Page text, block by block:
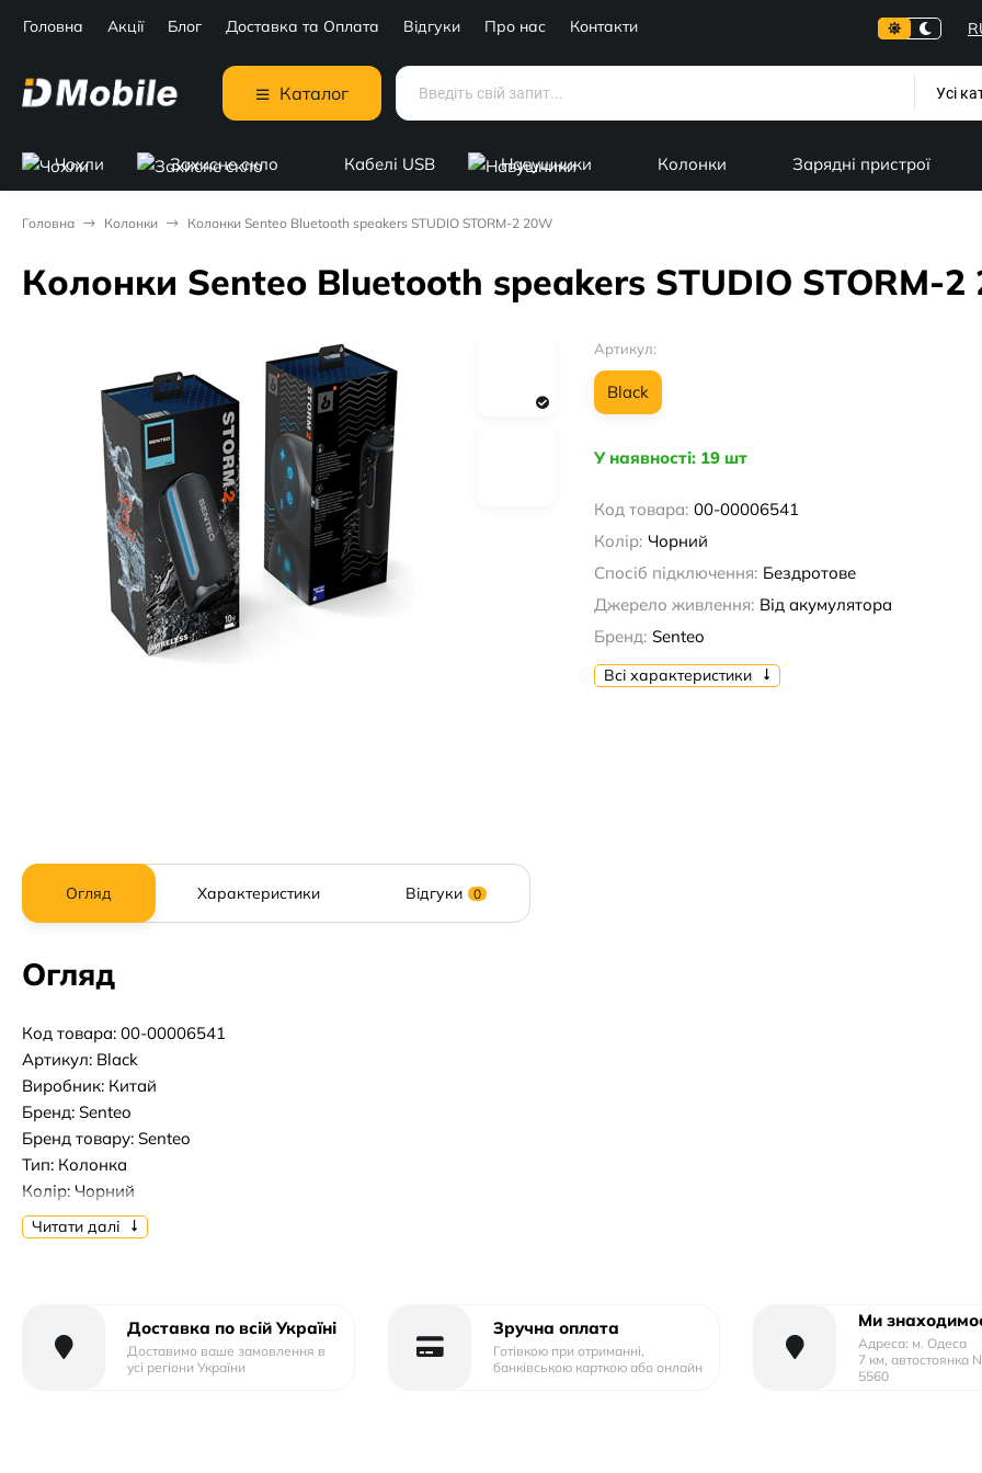
Головна Акції Блог Доставка та Оплата Відгуки Про нас Контакти
Каталог Усі
Чохли Захисне скло Кабелі USB Навушники Колонки Зарядні пристрої
Головна Колонки Колонки Senteo Bluetooth speakers STUDIO STORM-2 20W
Колонки Senteo Bluetooth speakers STUDIO STORM-2
Артикул:
Black
У наявності: 19 шт
Код товара: 00-00006541
Колір: Чорний
Спосіб підключення: Бездротове
Джерело живлення: Від акумулятора
Бренд: Senteo
Всі характеристики
Огляд Характеристики Відгуки 0
Огляд
Код товара: 00-00006541
Артикул: Black
Виробник: Китай
Бренд: Senteo
Бренд товару: Senteo
Тип: Колонка
Колір: Чорний
Спосіб підключення: Бездротове
Потужність, вт: 20w
Читати далі
Доставка по всій Україні
Доставимо ваше замовлення в
усі регіони України
Зручна оплата
Готівкою при отриманні,
банківською карткою або онлайн
Ми
Адреса: м. Одеса
7 км, автостоянка
5560